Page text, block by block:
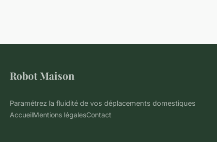
Robot Maison
Paramétrez la fluidité de vos déplacements domestiques
AccueilMentions légalesContact